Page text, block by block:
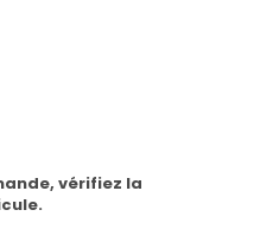
vérifiez la